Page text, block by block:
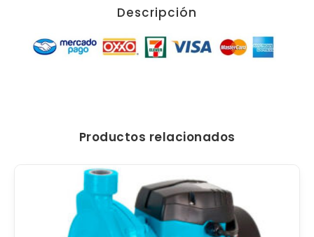
Descripción
Productos relacionados